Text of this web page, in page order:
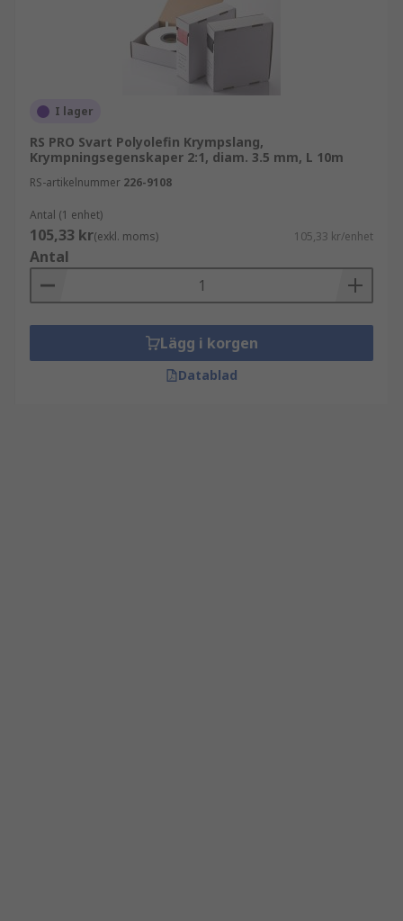
I lager
RS PRO Svart Polyolefin Krympslang,
Krympningsegenskaper 2:1, diam. 3.5 mm, L 10m
RS-artikelnummer 226-9108
Antal (1 enhet)
105,33 kr(exkl. moms) 105,33 kr/enhet
Antal
Lägg i korgen
Datablad